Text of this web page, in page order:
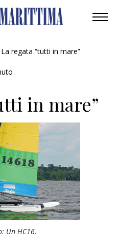
La regata “tutti in mare”
in mare”
Un HC16.